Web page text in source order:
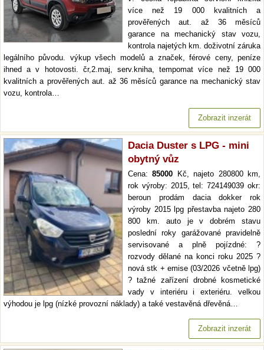
více než 19 000 kvalitních a
prověřených aut. až 36 měsíců
garance na mechanický stav vozu,
kontrola najetých km. doživotní záruka
legálního původu. výkup všech modelů a značek, férové ceny, peníze
ihned a v hotovosti. čr,2.maj, serv.kniha, tempomat více než 19 000
kvalitních a prověřených aut. až 36 měsíců garance na mechanický stav
vozu, kontrola…
Zobrazit inzerát
Dacia Duster s LPG - mini
obytný vůz
Cena:85000 Kč, najeto 280800 km,
rok výroby: 2015, tel: 724149039 okr:
beroun prodám dacia dokker rok
výroby 2015 lpg přestavba najeto 280
800 km. auto je v dobrém stavu
poslední roky garážované pravidelně
servisované a plně pojízdné: ?
rozvody dělané na konci roku 2025 ?
nová stk + emise (03/2026 včetně lpg)
? tažné zařízení drobné kosmetické
vady v interiéru i exteriéru. velkou
výhodou je lpg (nízké provozní náklady) a také vestavěná dřevěná…
Zobrazit inzerát